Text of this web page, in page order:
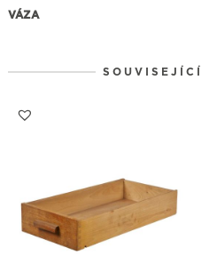
VÁZA
SOUVISEJÍCÍ